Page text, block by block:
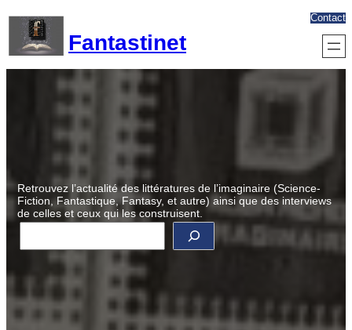
contenu
Fantastinet
Contact
Retrouvez l’actualité des littératures de l’imaginaire (Science-
Fiction, Fantastique, Fantasy, et autre) ainsi que des interviews
de celles et ceux qui les construisent.
R
c
c